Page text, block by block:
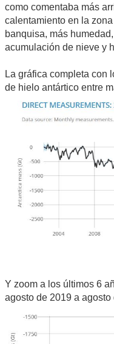
como comentaba más
calentamiento en la
banquisa, más
acumulación de nieve y
La gráfica completa con
de hielo antártico entre
Y zoom a los últimos 6
agosto de 2019 a agosto